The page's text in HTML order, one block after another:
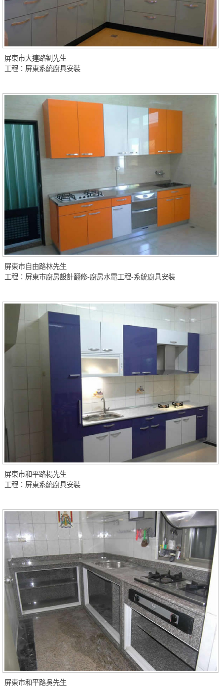
屏東市大連路劉先生
工程：屏東系統廚具安裝
屏東市自由路林先生
工程：屏東市廚房設計翻修-廚房水電工程-系統廚具安裝
屏東市和平路楊先生
工程：屏東系統廚具安裝
屏東市和平路吳先生